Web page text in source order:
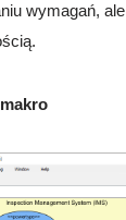
wymagań,